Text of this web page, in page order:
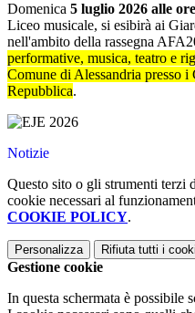
Domenica 5 luglio 2026 alle
Liceo musicale, si esibirà ai
nell'ambito della rassegna
performative, musica, teatro e
Comune di Alessandria presso i
Repubblica.
Notizie
Questo sito o gli strumenti terzi
cookie necessari al
COOKIE POLICY.
Personalizza Rifiuta tutti i
Gestione cookie
In questa schermata è possibile